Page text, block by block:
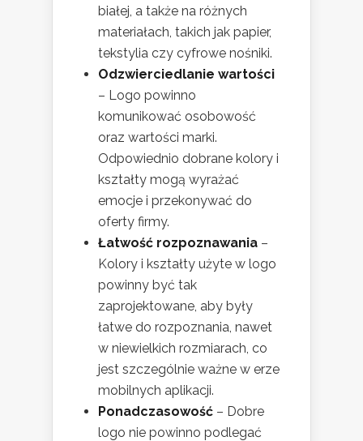
białej, a także na różnych
materiałach, takich jak papier,
tekstylia czy cyfrowe nośniki.
Odzwierciedlanie wartości
– Logo powinno
komunikować osobowość
oraz wartości marki.
Odpowiednio dobrane kolory i
kształty mogą wyrażać
emocje i przekonywać do
oferty firmy.
Łatwość rozpoznawania –
Kolory i kształty użyte w logo
powinny być tak
zaprojektowane, aby były
łatwe do rozpoznania, nawet
w niewielkich rozmiarach, co
jest szczególnie ważne w erze
mobilnych aplikacji.
Ponadczasowość – Dobre
logo nie powinno podlegać